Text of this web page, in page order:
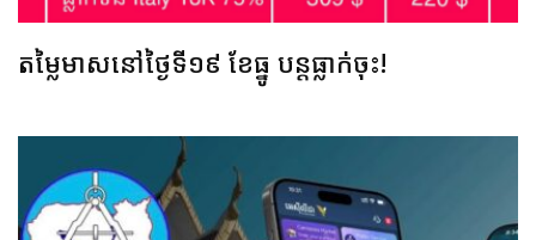
តម្លៃមាសនៅថ្ងៃទី១៩ ខែធ្នូ បន្តធ្លាក់ចុះ!